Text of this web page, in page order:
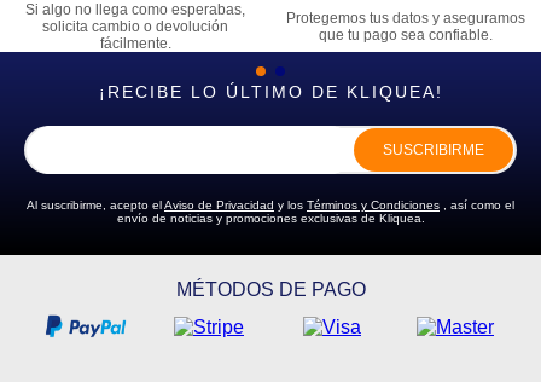
Si algo no llega como esperabas,
solicita cambio o devolución
fácilmente.
Protegemos tus datos y aseguramos
que tu pago sea confiable.
¡RECIBE LO ÚLTIMO DE KLIQUEA!
SUSCRIBIRME
Al suscribirme, acepto elAviso de Privacidad y los Términos y Condiciones , así como el
envío de noticias y promociones exclusivas de Kliquea.
MÉTODOS DE PAGO